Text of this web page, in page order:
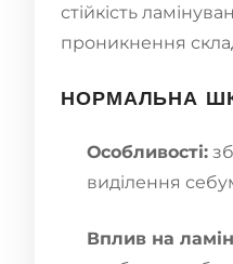
стійкість
проникнення
НОРМАЛЬНА
Особливості:
виділення
Вплив на